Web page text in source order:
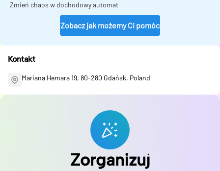
Zmień chaos w dochodowy automat
Zobacz jak możemy Ci pomóc
Kontakt
Mariana Hemara 19, 80-280 Gdańsk, Poland
Zorganizuj